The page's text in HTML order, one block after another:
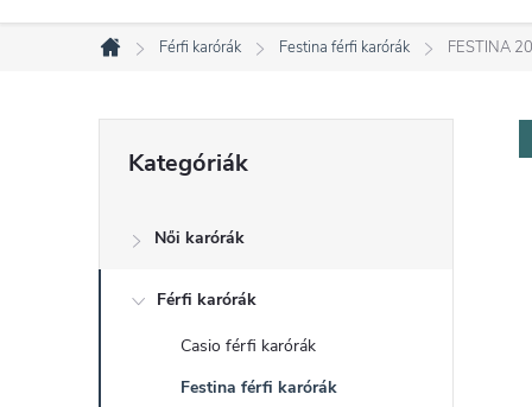
Kezdőlap
Férfi karórák Festina férfi karórák FESTINA
O
d
átugrása
Kategóriák
Női karórák
Férfi karórák
Casio férfi karórák
Festina férfi karórák